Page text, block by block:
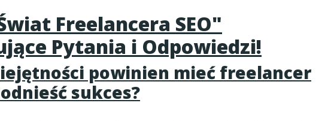
Freelancera SEO"
Pytania i Odpowiedzi!
powinien mieć freelancer
odnieść sukces?